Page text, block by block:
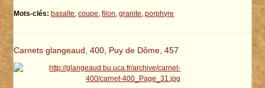
Mots-clés: basalte,coupe,filon,granite,porphyre
Carnets glangeaud, 400, Puy de Dôme, 457